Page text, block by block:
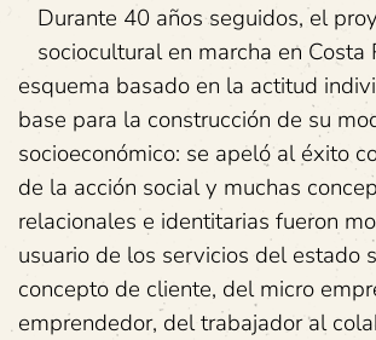
Durante 40 años seguidos, el
sociocultural en marcha en Costa
esquema basado en la actitud
base para la construcción de su
socioeconómico: se apeló al éxito
de la acción social y muchas
relacionales e identitarias fueron
usuario de los servicios del estado
concepto de cliente, del micro
emprendedor, del trabajador al